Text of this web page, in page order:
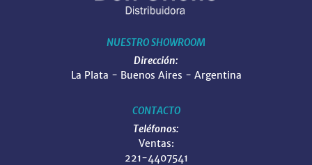
NUESTRO SHOWROOM
Dirección:
La Plata - Buenos Aires - Argentina
CONTACTO
Teléfonos:
Ventas:
221-4407541